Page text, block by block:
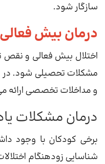
سازگار شود.
درمان بیش
اختلال بیش فعالی و نقص
مشکلات تحصیلی شود. در
و مداخلات تخصصی ارائه
درمان مشکلات
برخی کودکان با وجود
شناسایی زودهنگام